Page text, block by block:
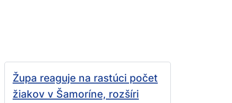
Župa reaguje na rastúci počet
žiakov v Šamoríne, rozšíri